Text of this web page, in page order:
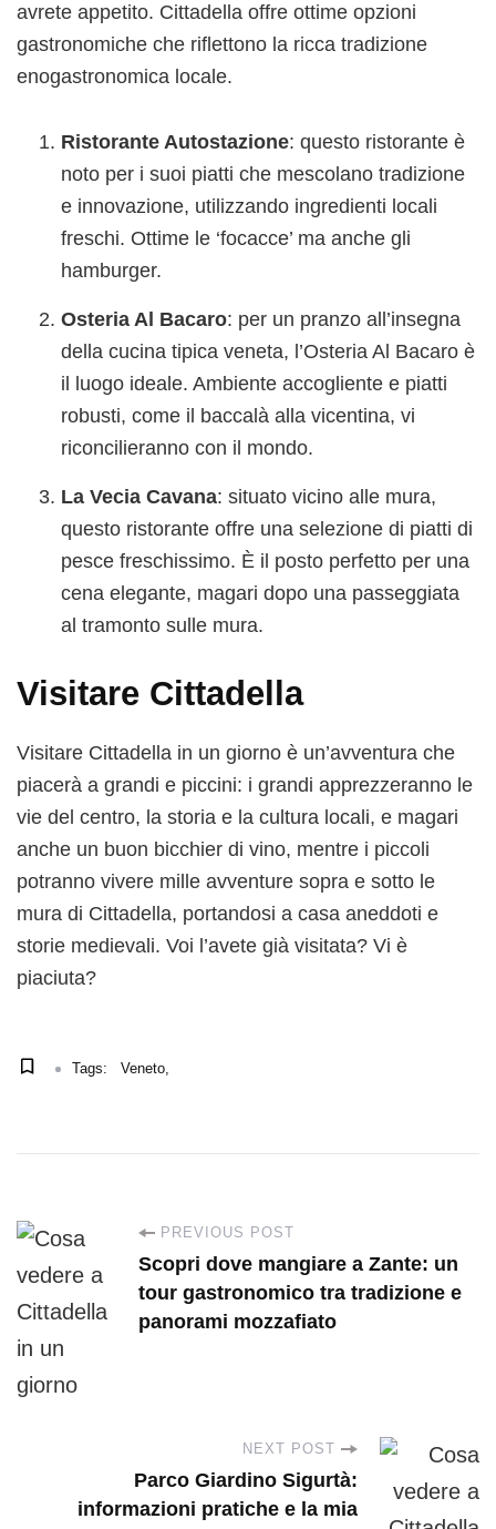
avrete appetito. Cittadella offre ottime opzioni
gastronomiche che riflettono la ricca tradizione
enogastronomica locale.
Ristorante Autostazione: questo ristorante è
noto per i suoi piatti che mescolano tradizione
e innovazione, utilizzando ingredienti locali
freschi. Ottime le ‘focacce’ ma anche gli
hamburger.
Osteria Al Bacaro: per un pranzo all’insegna
della cucina tipica veneta, l’Osteria Al Bacaro è
il luogo ideale. Ambiente accogliente e piatti
robusti, come il baccalà alla vicentina, vi
riconcilieranno con il mondo.
La Vecia Cavana: situato vicino alle mura,
questo ristorante offre una selezione di piatti di
pesce freschissimo. È il posto perfetto per una
cena elegante, magari dopo una passeggiata
al tramonto sulle mura.
Visitare Cittadella
Visitare Cittadella in un giorno è un’avventura che
piacerà a grandi e piccini: i grandi apprezzeranno le
vie del centro, la storia e la cultura locali, e magari
anche un buon bicchier di vino, mentre i piccoli
potranno vivere mille avventure sopra e sotto le
mura di Cittadella, portandosi a casa aneddoti e
storie medievali. Voi l’avete già visitata? Vi è
piaciuta?
Tags: Veneto
P
o
s
PREVIOUS POST
Scopri dove mangiare a Zante: un
tour gastronomico tra tradizione e
panorami mozzafiato
NEXT POST
Parco Giardino Sigurtà:
informazioni pratiche e la mia